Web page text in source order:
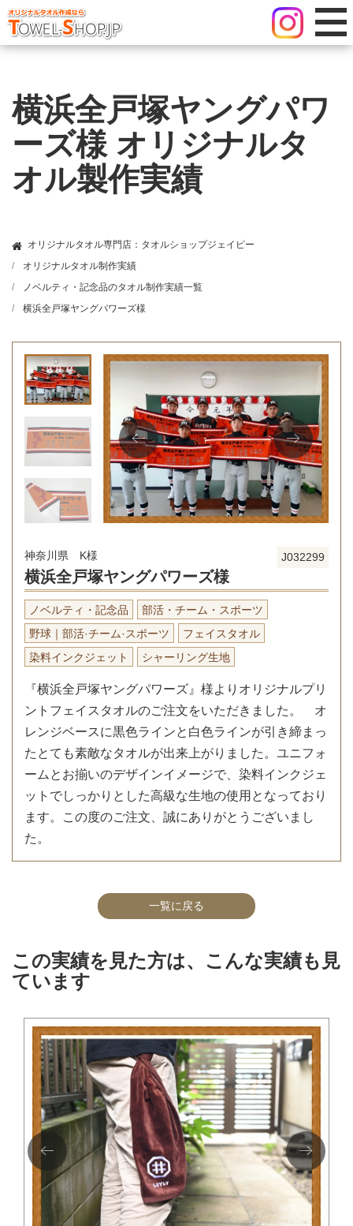
横浜全戸塚ヤングパワ
ーズ様 オリジナルタ
オル製作実績
オリジナルタオル専門店：タオルショップジェイピー
オリジナルタオル制作実績
ノベルティ・記念品のタオル制作実績一覧
横浜全戸塚ヤングパワーズ様
J032299
神奈川県 K様
横浜全戸塚ヤングパワーズ様
ノベルティ・記念品
部活・チーム・スポーツ
野球｜部活·チーム·スポーツ
フェイスタオル
染料インクジェット
シャーリング生地
『横浜全戸塚ヤングパワーズ』様よりオリジナルプリ
ントフェイスタオルのご注文をいただきました。 オ
レンジベースに黒色ラインと白色ラインが引き締まっ
たとても素敵なタオルが出来上がりました。ユニフォ
ームとお揃いのデザインイメージで、染料インクジェ
ットでしっかりとした高級な生地の使用となっており
ます。この度のご注文、誠にありがとうございまし
た。
一覧に戻る
この実績を見た方は、こんな実績も見
ています